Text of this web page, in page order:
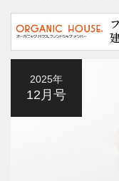
2025年
12月号